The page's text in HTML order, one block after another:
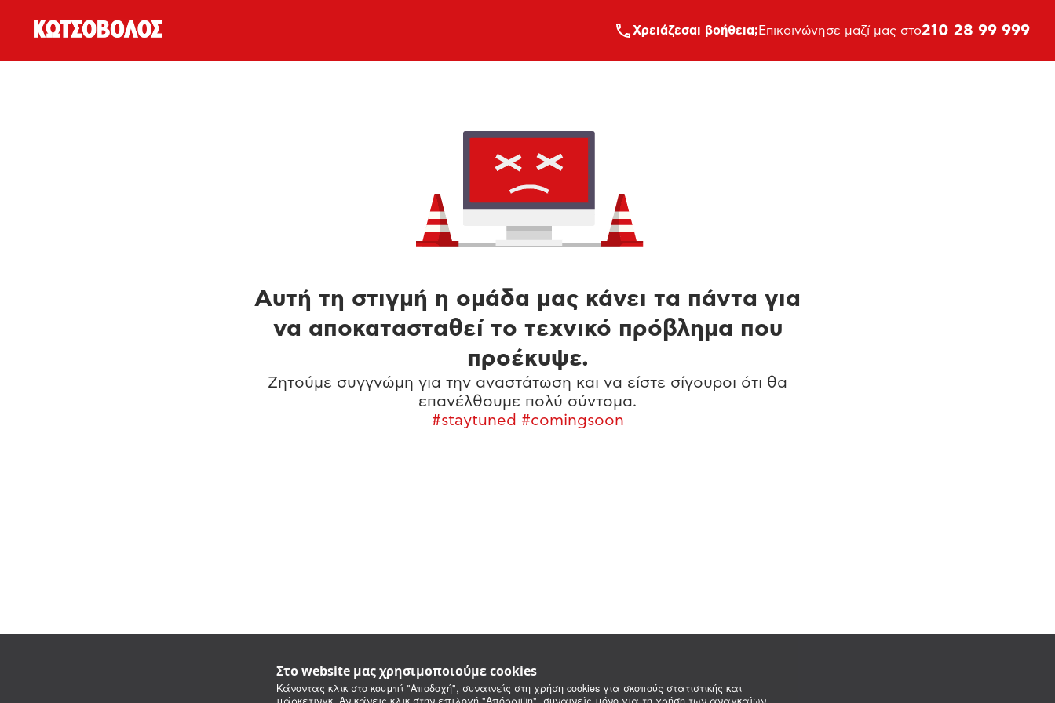
Στο website μας χρησιμοποιούμε cookies
Κάνοντας κλικ στο κουμπί "Αποδοχή", συναινείς στη χρήση cookies για σκοπούς στατιστικής και
Xρειάζεσαι βοήθεια; Επικοινώνησε μαζί μας στο210 28 99 999
Αυτή τη στιγμή η ομάδα μας κάνει τα πάντα για
να αποκατασταθεί το τεχνικό πρόβλημα που
προέκυψε.
Ζητούμε συγγνώμη για την αναστάτωση και να είστε σίγουροι ότι θα
επανέλθουμε πολύ σύντομα.
#staytuned #comingsoon